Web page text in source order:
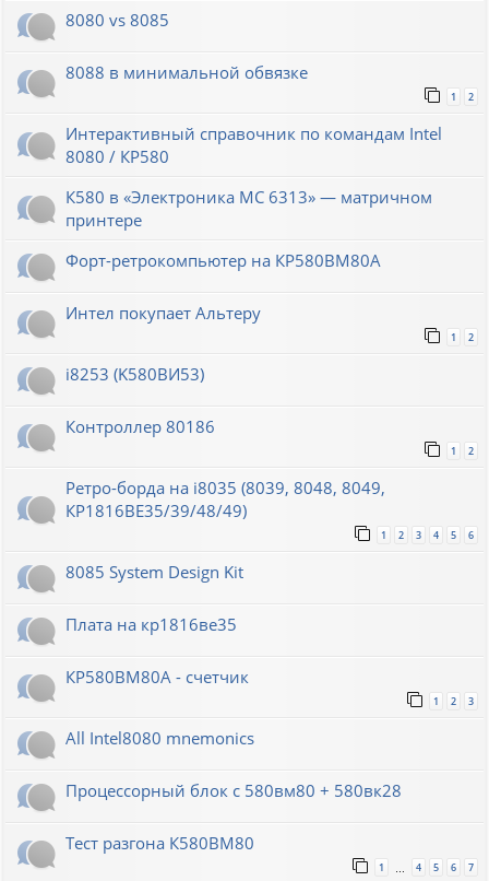
8080 vs 8085
8088 в минимальной обвязке
1 2
Интерактивный справочник по командам Intel
8080 / КР580
К580 в «Электроника МС 6313» — матричном
принтере
Форт-ретрокомпьютер на КР580ВМ80А
Интел покупает Альтеру
1 2
i8253 (K580ВИ53)
Контроллер 80186
1 2
Ретро-борда на i8035 (8039, 8048, 8049,
КР1816ВЕ35/39/48/49)
1 2 3 4 5 6
8085 System Design Kit
Плата на кр1816ве35
КР580ВМ80А - счетчик
1 2 3
All Intel8080 mnemonics
Процессорный блок с 580вм80 + 580вк28
Тест разгона К580ВМ80
1 … 4 5 6 7